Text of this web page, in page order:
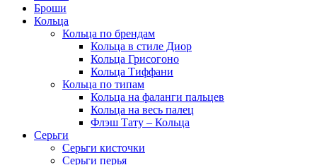
Броши
Кольца
Кольца по брендам
Кольца в стиле Диор
Кольца Грисогоно
Кольца Тиффани
Кольца по типам
Кольца на фаланги пальцев
Кольца на весь палец
Флэш Тату – Кольца
Серьги
Серьги кисточки
Серьги перья